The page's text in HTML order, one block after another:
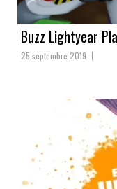
Buzz Lightyear
25 septembre 2019